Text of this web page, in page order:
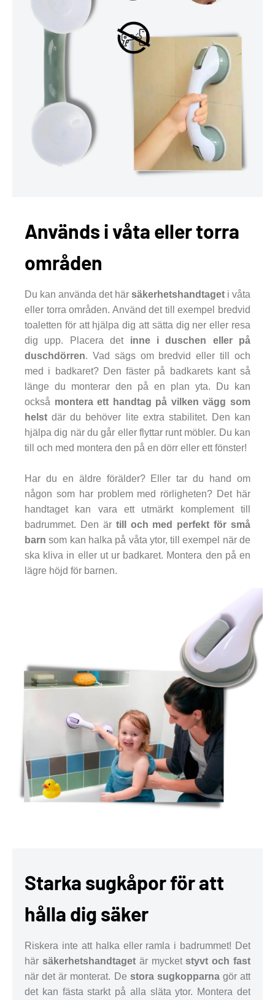
Används i våta eller torra
områden
Du kan använda det här säkerhetshandtaget i våta
eller torra områden. Använd det till exempel bredvid
toaletten för att hjälpa dig att sätta dig ner eller resa
dig upp. Placera det inne i duschen eller på
duschdörren. Vad sägs om bredvid eller till och
med i badkaret? Den fäster på badkarets kant så
länge du monterar den på en plan yta. Du kan
också montera ett handtag på vilken vägg som
helst där du behöver lite extra stabilitet. Den kan
hjälpa dig när du går eller flyttar runt möbler. Du kan
till och med montera den på en dörr eller ett fönster!
Har du en äldre förälder? Eller tar du hand om
någon som har problem med rörligheten? Det här
handtaget kan vara ett utmärkt komplement till
badrummet. Den är till och med perfekt för små
barn som kan halka på våta ytor, till exempel när de
ska kliva in eller ut ur badkaret. Montera den på en
lägre höjd för barnen.
Starka sugkåpor för att
hålla dig säker
Riskera inte att halka eller ramla i badrummet! Det
här säkerhetshandtagetär mycketstyvt och fast
när det är monterat. De stora sugkopparnagör att
det kan fästa starkt på alla släta ytor. Montera det